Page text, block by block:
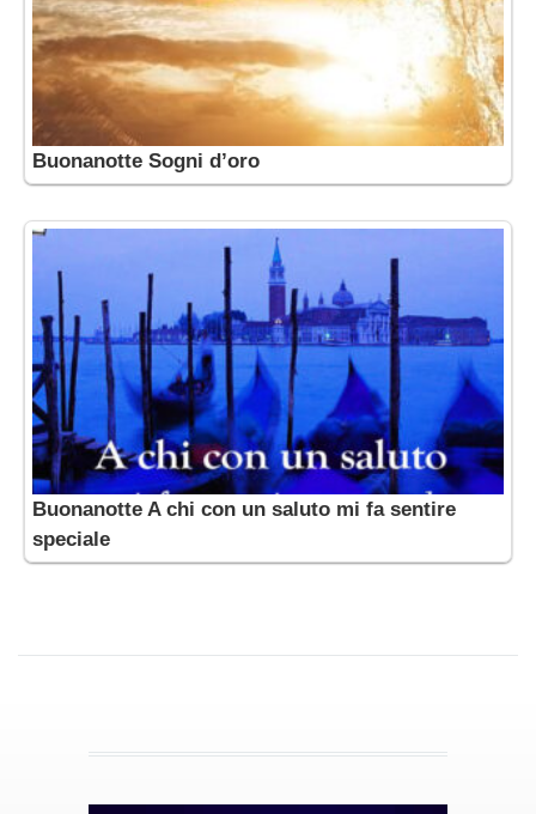
Buonanotte Sogni d’oro
Buonanotte A chi con un saluto mi fa sentire
speciale